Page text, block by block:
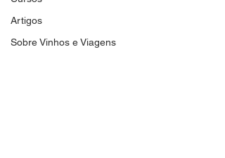
Artigos
Sobre Vinhos e Viagens